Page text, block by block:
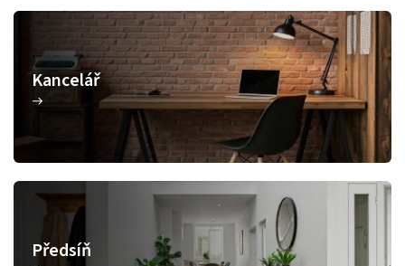
Kancelář
Předsíň